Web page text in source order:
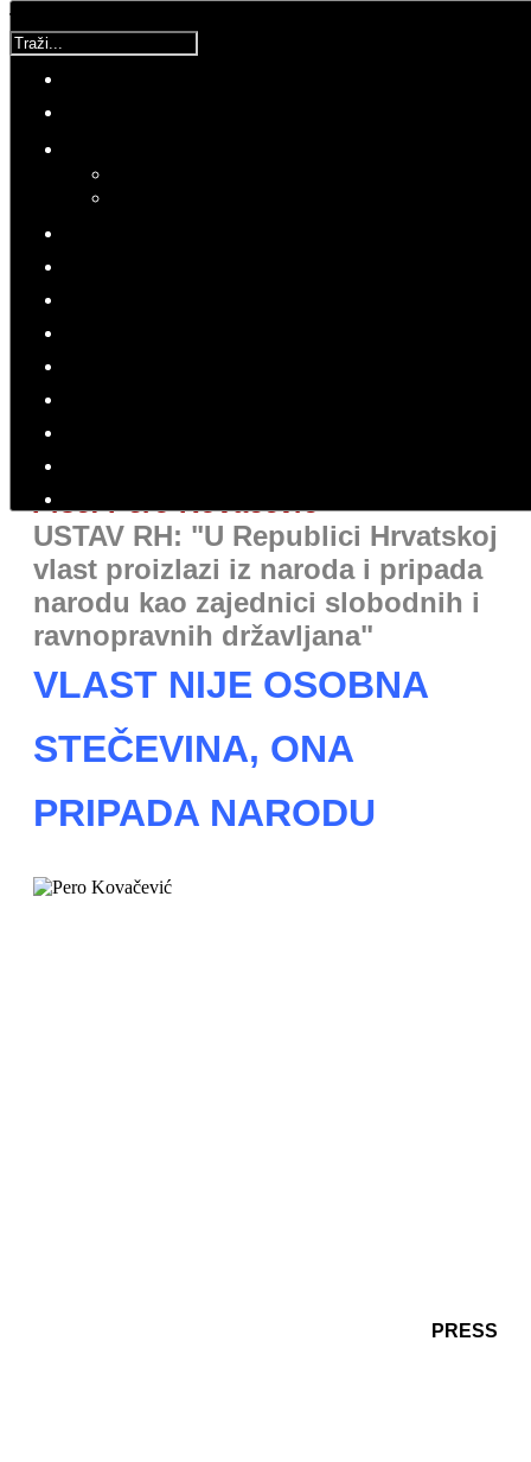
Traži...
UCM
Kategorija:
Molimo ocijenite
PRESS
Piše: Pero Kovačević
USTAV RH: "U Republici Hrvatskoj
vlast proizlazi iz naroda i pripada
narodu kao zajednici slobodnih i
ravnopravnih državljana"
VLAST NIJE OSOBNA
STEČEVINA, ONA
PRIPADA NARODU
PRESS